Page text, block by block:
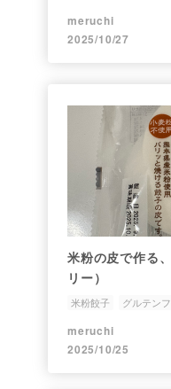
meruchi
2025/10/27
米粉の皮で作る
リー）
米粉餃子 グルテン
meruchi
2025/10/25